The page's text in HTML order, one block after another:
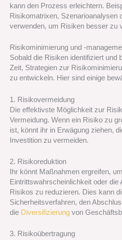
kann den Prozess erleichtern.
Risikomatrixen, Szenarioanalysen
verwenden, um Risiken besser zu
Risikominimierung und -
Sobald die Risiken identifiziert und
Zeit, Strategien zur
zu entwickeln. Hier sind einige
1. Risikovermeidung
Die effektivste Möglichkeit zur
Vermeidung. Wenn ein Risiko zu
ist, könnt ihr in Erwägung ziehen,
Investition zu vermeiden.
2. Risikoreduktion
Ihr könnt Maßnahmen ergreifen,
Eintrittswahrscheinlichkeit oder die
Risikos zu reduzieren. Dies kann
Sicherheitsverfahren, den
die Diversifizierung von
3. Risikoübertragung